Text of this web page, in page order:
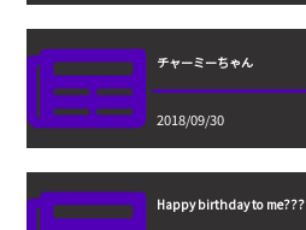
チャーミーちゃん
2018/09/30
Happy birthday to me???